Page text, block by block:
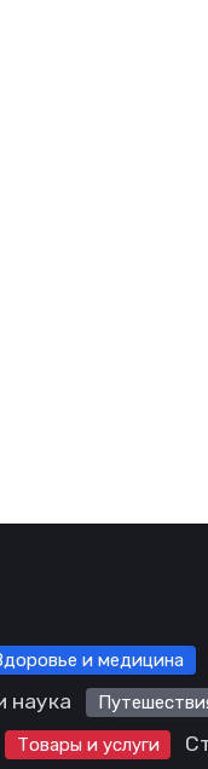
и медицина
наука
Товары и услуги